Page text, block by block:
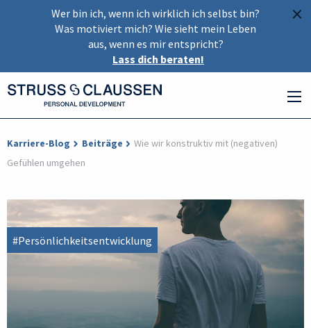
×
Wer bin ich, wenn ich wirklich ich selbst bin?
Was motiviert mich? Wie sieht mein Leben
aus, wenn es mir entspricht?
Lass dich beraten!
Karriere-Blog Beiträge
Wie wir konstruktiv mit (negativen)
Gefühlen umgehen
#Persönlichkeitsentwicklung